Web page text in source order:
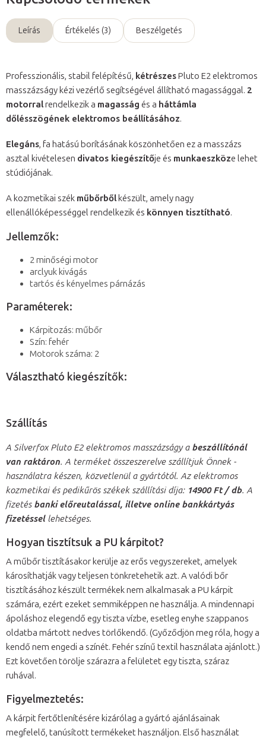
Leírás Értékelés (3) Beszélgetés
Professzionális, stabil felépítésű, kétrészesPluto E2 elektromos
masszázságy kézi vezérlő segítségével állítható magassággal. 2
motorralrendelkezik a magasság és a háttámla
dőlésszögének elektromos beállításához.
Elegáns, fa hatású borításának köszönhetően ez a masszázs
asztal kivételesen divatos kiegészítője és munkaeszköze lehet
stúdiójának.
A kozmetikai szék műbőrből készült, amely nagy
ellenállóképességgel rendelkezik és könnyen tisztítható.
Jellemzők:
2 minőségi motor
arclyuk kivágás
tartós és kényelmes párnázás
Paraméterek:
Kárpitozás: műbőr
Szín: fehér
Motorok száma: 2
Választható kiegészítők:
Szállítás
A Silverfox Pluto E2 elektromos masszázságy a beszállítónál
van raktáron. A terméket összeszerelve szállítjuk Önnek -
használatra készen, közvetlenül a gyártótól. Az elektromos
kozmetikai és pedikűrös székek szállítási díja: 14900 Ft / db. A
fizetés banki előreutalással, illetve online bankkártyás
fizetéssel lehetséges.
Hogyan tisztítsuk a PU kárpitot?
A műbőr tisztításakor kerülje az erős vegyszereket, amelyek
károsíthatják vagy teljesen tönkretehetik azt. A valódi bőr
tisztításához készült termékek nem alkalmasak a PU kárpit
számára, ezért ezeket semmiképpen ne használja. A mindennapi
ápoláshoz elegendő egy tiszta vízbe, esetleg enyhe szappanos
oldatba mártott nedves törlőkendő. (Győződjön meg róla, hogy a
kendő nem engedi a színét. Fehér színű textil használata ajánlott.)
Ezt követően törölje szárazra a felületet egy tiszta, száraz
ruhával.
Figyelmeztetés:
A kárpit fertőtlenítésére kizárólag a gyártó ajánlásainak
megfelelő, tanúsított termékeket használjon. Első használat